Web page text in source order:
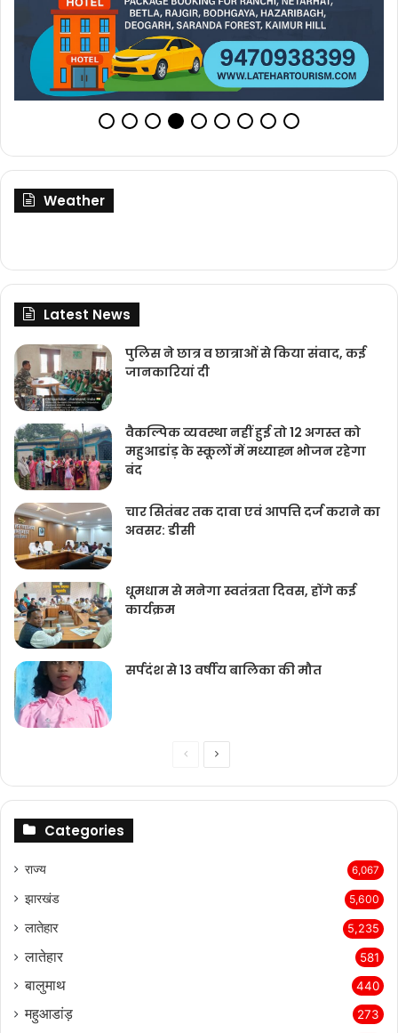
Weather
Latest News
पुलिस ने छात्र व छात्राओं से किया संवाद, कई
जानकारियां दी
वैकल्पिक व्यवस्था नहीं हुई तो 12 अगस्त को
महुआडांड़ के स्कूलों में मध्याह्न भोजन रहेगा
बंद
चार सितंबर तक दावा एवं आपत्ति दर्ज कराने का
अवसर: डीसी
धूमधाम से मनेगा स्वतंत्रता दिवस, होंगे कई
कार्यक्रम
सर्पदंश से 13 वर्षीय बालिका की मौत
PreviousNext
Categories
राज्‍य 6,067
झारखंड 5,600
लातेहार 5,235
लातेहार 581
बालुमाथ 440
महुआडांड़ 273